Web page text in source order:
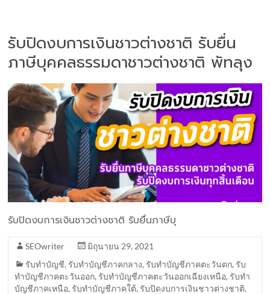
รับปิดงบการเงินชาวต่างชาติ รับยื่น
ภาษีบุคคลธรรมดาชาวต่างชาติ พัทลุง
รับปิดงบการเงินชาวต่างชาติ รับยื่นภาษีบุ
SEOwriter
มิถุนายน 29, 2021
รับทำบัญชี, รับทำบัญชีภาคกลาง, รับทำบัญชีภาคตะวันตก, รับ
ทำบัญชีภาคตะวันออก, รับทำบัญชีภาคตะวันออกเฉียงเหนือ, รับทำ
บัญชีภาคเหนือ, รับทำบัญชีภาคใต้, รับปิดงบการเงินชาวต่างชาติ,